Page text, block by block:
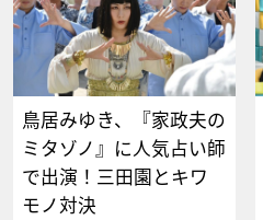
鳥居みゆき、『家政夫の
ミタゾノ』に人気占い師
で出演！三田園とキワ
モノ対決